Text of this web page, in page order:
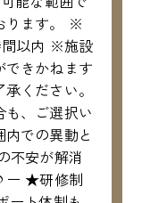
ります。 ※
間以内 ※施設
できかねます
ください。
、ご選択い
での異動と
不安が解消
ー ★研修制